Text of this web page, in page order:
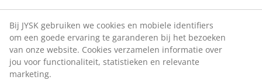
kwaliteit die er te koop is. Als experts op slaapgebied willen
juiste dekbed. Neem een kijkje in onzematrassenhandleiding
, waar wij tips en adviezen geven om de juiste matras te
kiezen. Een goede nachtrust is van vitaal belang voor jouw
gezondheid en welzijn - de juiste matras kan hierbij helpen.
Bij JYSK gebruiken we cookies en mobiele identifiers
om een goede ervaring te garanderen bij het bezoeken
van onze website. Cookies verzamelen informatie over
jou voor functionaliteit, statistieken en relevante
marketing.